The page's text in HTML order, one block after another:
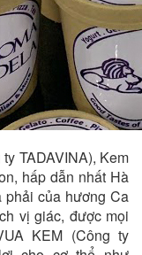
TADAVINA), Kem
hấp dẫn nhất Hà
phải của hương Ca
vị giác, được mọi
KEM (Công ty